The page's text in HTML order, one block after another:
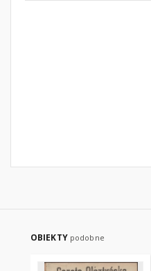
OBIEKTY podobne